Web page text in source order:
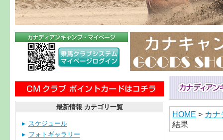
HOME > カ
結果
最新情報 カテゴリ一覧
スケジュール
フォトギャラリー